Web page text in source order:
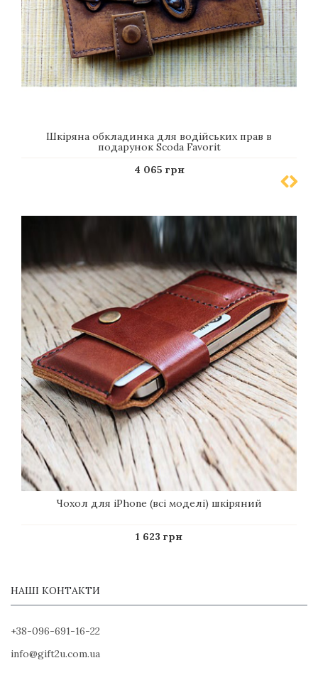
Шкіряна обкладинка для водійських прав в
подарунок Scoda Favorit
4 065 грн
Чохол для iPhone (всі моделі) шкіряний
1 623 грн
НАШІ КОНТАКТИ
+38-096-691-16-22
info@gift2u.com.ua